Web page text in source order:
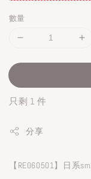
數量
只剩 1 件
分享
【RE060501】日系